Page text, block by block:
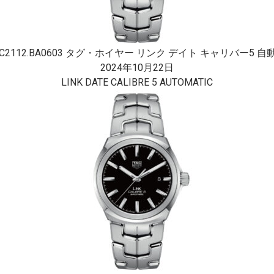
タグ・ホイヤー リンク デイト キャリバー5 自
2024年10月22日
LINK DATE CALIBRE 5 AUTOMATIC